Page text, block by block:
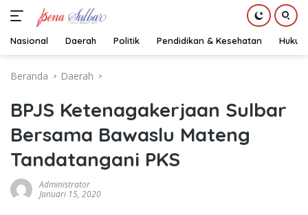
Nasional Daerah Politik Pendidikan & Kesehatan Hukum
Beranda Daerah
BPJS Ketenagakerjaan Sulbar
Bersama Bawaslu Mateng
Tandatangani PKS
Administrator
Januari 15, 2020